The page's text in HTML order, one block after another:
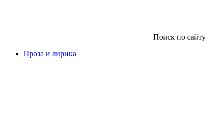
Поиск по сайту
Проза и лирика